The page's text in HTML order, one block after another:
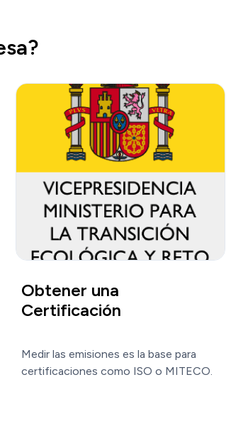
Obtener una
Certificación
Medir las emisiones es la base para
certificaciones como ISO o MITECO.